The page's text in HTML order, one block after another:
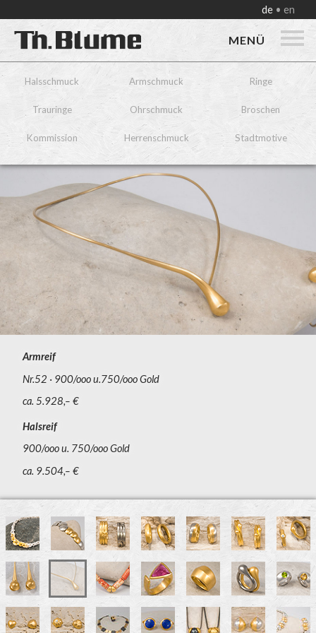
de en
MENÜ
Halsschmuck Armschmuck Ringe
Trauringe Ohrschmuck Broschen
Kommission Herrenschmuck Stadtmotive
Armreif
Nr.52
900/ooo u.750/ooo Gold
ca. 5.928,– €
Halsreif
900/ooo u. 750/ooo Gold
ca. 9.504,– €